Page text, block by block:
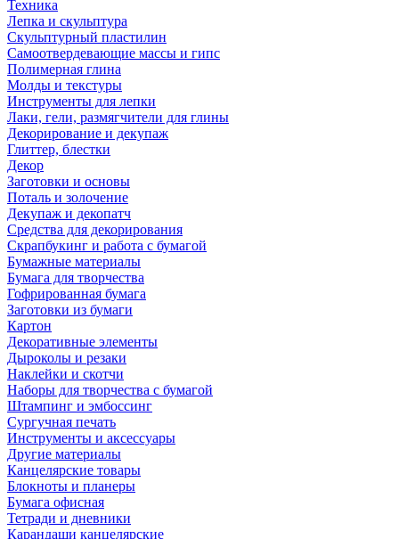
Техника
Лепка и скульптура
Скульптурный пластилин
Самоотвердевающие массы и гипс
Полимерная глина
Молды и текстуры
Инструменты для лепки
Лаки, гели, размягчители для глины
Декорирование и декупаж
Глиттер, блестки
Декор
Заготовки и основы
Поталь и золочение
Декупаж и декопатч
Средства для декорирования
Скрапбукинг и работа с бумагой
Бумажные материалы
Бумага для творчества
Гофрированная бумага
Заготовки из бумаги
Картон
Декоративные элементы
Дыроколы и резаки
Наклейки и скотчи
Наборы для творчества с бумагой
Штампинг и эмбоссинг
Сургучная печать
Инструменты и аксессуары
Другие материалы
Канцелярские товары
Блокноты и планеры
Бумага офисная
Тетради и дневники
Карандаши канцелярские